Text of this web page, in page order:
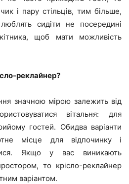
і пару стільців, тим більше,
сидіти не посередині
щоб мати можливість
реклайнер?
значною мірою залежить від
вітальня: для
гостей. Обидва варіанти
місце для відпочинку і
Якщо у вас виникають
то крісло-реклайнер
варіантом.